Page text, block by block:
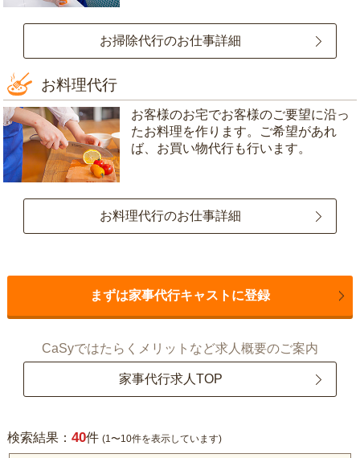
お掃除代行のお仕事詳細
お料理代行
お客様のお宅でお客様のご要望に沿っ
たお料理を作ります。ご希望があれ
ば、お買い物代行も行います。
お料理代行のお仕事詳細
まずは家事代行キャストに登録
CaSyではたらくメリットなど求人概要のご案内
家事代行求人TOP
検索結果： 40件 (1〜10件を表示しています)